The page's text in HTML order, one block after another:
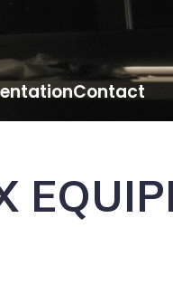
Contact